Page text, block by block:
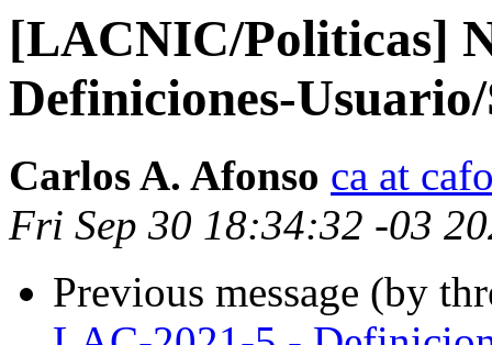
[LACNIC/Politicas]
Definiciones-
Carlos A. Afonso ca at
Fri Sep 30 18:34:32 -03
Previous message (by